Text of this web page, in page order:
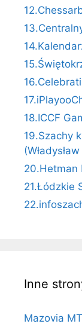
18.ICCF
19.Szachy
20.Hetman
21.Łódzkie
Inne
Mazovia